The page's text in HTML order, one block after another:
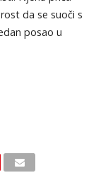
da se suoči s
posao u